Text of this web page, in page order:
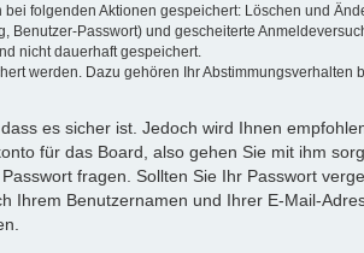
folgenden Aktionen gespeichert: Löschen und
Passwort) und gescheiterte
nicht dauerhaft gespeichert.
werden. Dazu gehören Ihr Abstimmungsverhalten
es sicher ist. Jedoch wird Ihnen
für das Board, also gehen Sie mit ihm
fragen. Sollten Sie Ihr Passwort
Ihrem Benutzernamen und Ihrer E-Mail-